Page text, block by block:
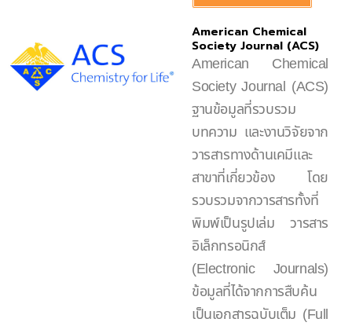
American Chemical
Society Journal (ACS)
American Chemical
Society Journal (ACS)
ฐานข้อมูลที่รวบรวม
บทความ และงานวิจัยจาก
วารสารทางด้านเคมีและ
สาขาที่เกี่ยวข้อง โดย
รวบรวมจากวารสารทั้งที่
พิมพ์เป็นรูปเล่ม วารสาร
อิเล็กทรอนิกส์
(Electronic Journals)
ข้อมูลที่ได้จากการสืบค้น
เป็นเอกสารฉบับเต็ม (Full